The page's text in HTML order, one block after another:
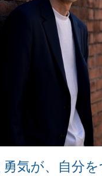
気が、自分を